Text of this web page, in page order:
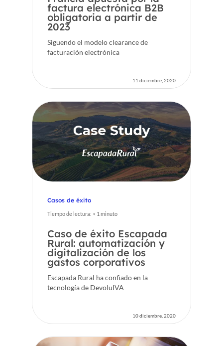
factura electrónica B2B
obligatoria a partir de
2023
Siguendo el modelo clearance de
facturación electrónica
11 diciembre, 2020
Casos de éxito
Tiempo de lectura: < 1 minuto
Caso de éxito Escapada
Rural: automatización y
digitalización de los
gastos corporativos
Escapada Rural ha confiado en la
tecnología de DevoluIVA
10 diciembre, 2020